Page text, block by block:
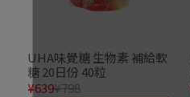
UHA味覺糖 生物素 補給軟
糖 20日份 40粒
¥639¥798